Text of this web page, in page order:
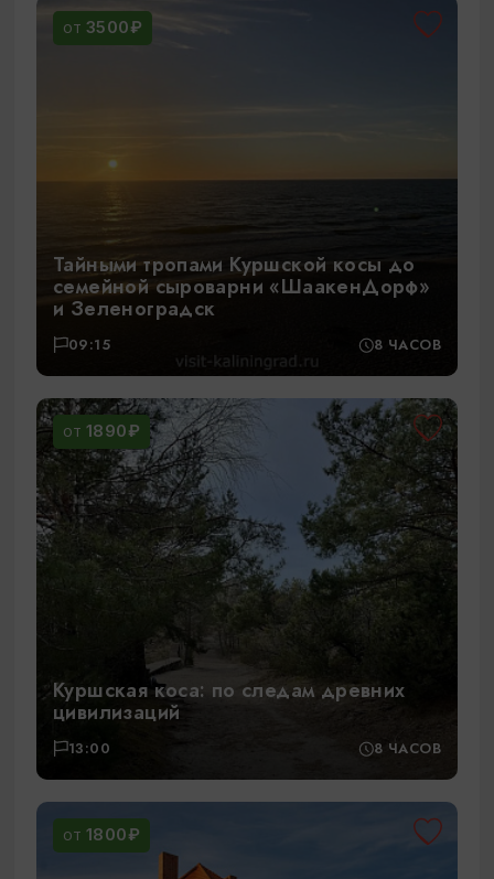
ОТ 3500₽
Тайными тропами Куршской косы до
семейной сыроварни «ШаакенДорф»
и Зеленоградск
09:15 8 ЧАСОВ
ОТ 1890₽
Куршская коса: по следам древних
цивилизаций
13:00 8 ЧАСОВ
ОТ 1800₽